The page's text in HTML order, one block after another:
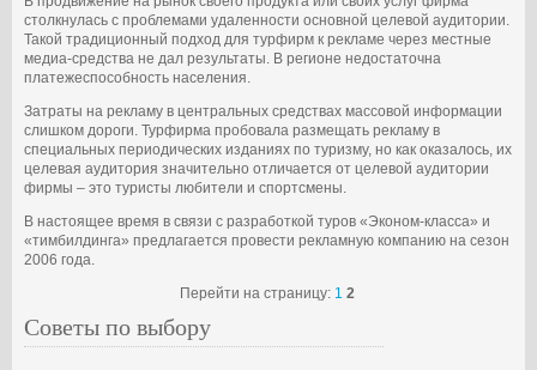
столкнулась с проблемами удаленности основной целевой аудитории.
Такой традиционный подход для турфирм к рекламе через местные
медиа-средства не дал результаты. В регионе недостаточна
платежеспособность населения.
Затраты на рекламу в центральных средствах массовой информации
слишком дороги. Турфирма пробовала размещать рекламу в
специальных периодических изданиях по туризму, но как оказалось, их
целевая аудитория значительно отличается от целевой аудитории
фирмы – это туристы любители и спортсмены.
В настоящее время в связи с разработкой туров «Эконом-класса» и
«тимбилдинга» предлагается провести рекламную компанию на сезон
2006 года.
Перейти на страницу: 1 2
Советы по выбору